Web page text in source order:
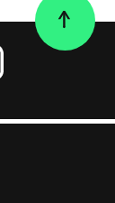
Nach